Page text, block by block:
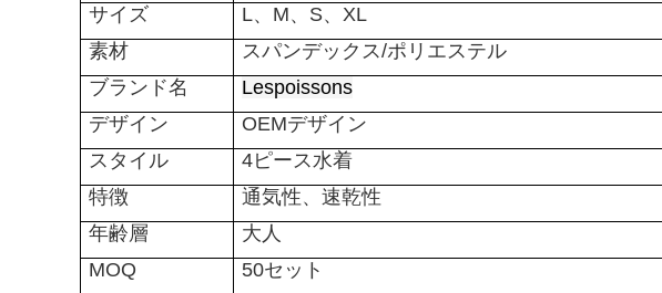
サイズ
L、M、S、XL
素材
スパンデックス/ポリエステル
ブランド名
Lespoissons
デザイン
OEMデザイン
スタイル
4ピース水着
特徴
通気性、速乾性
年齢層
大人
MOQ
50セット